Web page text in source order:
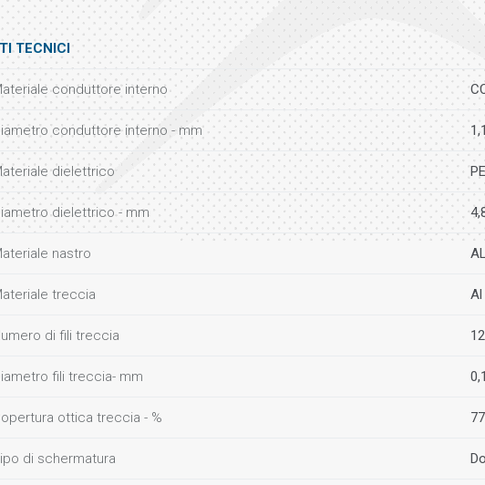
TECNICI
conduttore interno
conduttore interno - mm
dielettrico
dielettrico - mm
nastro
treccia Al
di fili treccia
fili treccia- mm
ottica treccia - % 77
di schermatura